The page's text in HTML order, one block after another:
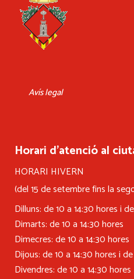
Avís legal
Horari d’atenció al
HORARI HIVERN
(del 15 de setembre fins la
Dilluns: de 10 a 14:30 hores i
Dimarts: de 10 a 14:30 hores
Dimecres: de 10 a 14:30 hores
Dijous: de 10 a 14:30 hores i
Divendres: de 10 a 14:30 hores